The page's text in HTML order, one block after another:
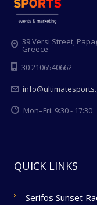
39 Versi Street,
Greece
30 2106540662
Mon–Fri: 9:30 - 17:30
QUICK LINKS
Serifos Sunset